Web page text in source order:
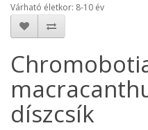
Várható életkor: 8-10 év
díszcsík